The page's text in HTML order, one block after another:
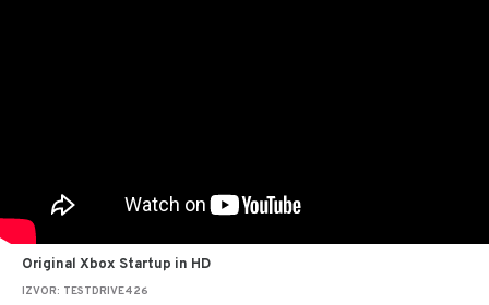
Original Xbox Startup in HD
IZVOR: TESTDRIVE426